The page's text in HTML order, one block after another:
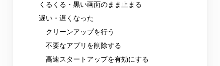
くるくる・黒い画面のまま止まる
遅い・遅くなった
クリーンアップを行う
不要なアプリを削除する
高速スタートアップを有効にする